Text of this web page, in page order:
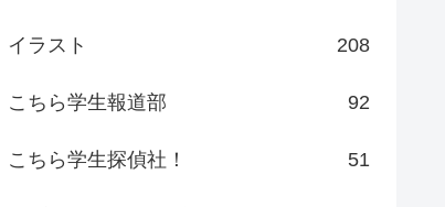
イラスト 208
こちら学生報道部 92
こちら学生探偵社！ 51